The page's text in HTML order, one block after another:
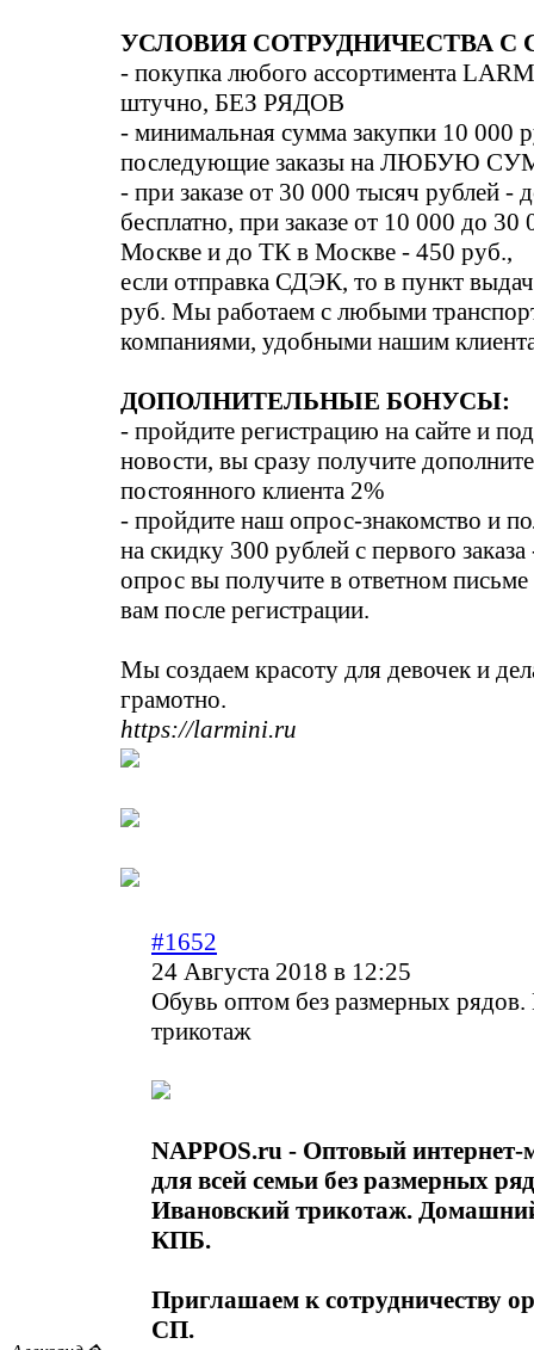
УСЛОВИЯ СОТРУДНИЧЕСТВА C
- покупка любого ассортимента
штучно, БЕЗ РЯДОВ
- минимальная сумма закупки 10 000
последующие заказы на ЛЮБУЮ
- при заказе от 30 000 тысяч рублей -
бесплатно, при заказе от 10 000 до 30
Москве и до ТК в Москве - 450 руб.,
если отправка СДЭК, то в пункт
руб. Мы работаем с любыми
компаниями, удобными нашим
ДОПОЛНИТЕЛЬНЫЕ БОНУСЫ:
- пройдите регистрацию на сайте и
новости, вы сразу получите
постоянного клиента 2%
- пройдите наш опрос-знакомство и
на скидку 300 рублей с первого
опрос вы получите в ответном письме
вам после регистрации.
Мы создаем красоту для девочек и
грамотно.
https://larmini.ru
#1652
24 Августа 2018 в 12:25
Обувь оптом без размерных рядов.
трикотаж
NAPPOS.ru - Оптовый интернет-
для всей семьи без размерных
Ивановский трикотаж.
КПБ.
Приглашаем к сотрудничеству
СП.